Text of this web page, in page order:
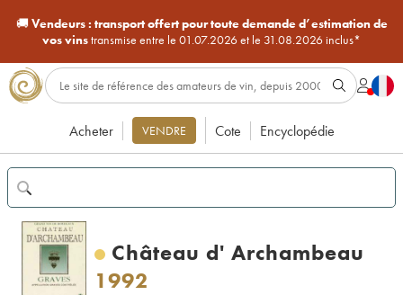
🚚Vendeurs : transport offert pour toute demande d’estimation de
vos vinstransmise entre le 01.07.2026 et le 31.08.2026 inclus*
Acheter VENDRE Cote Encyclopédie
Château d' Archambeau
1992